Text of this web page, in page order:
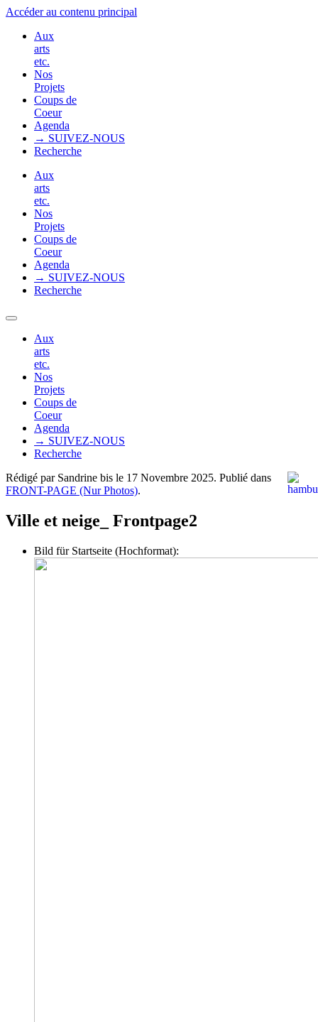
Accéder au contenu principal
Aux
arts
etc.
Nos
Projets
Coups de
Coeur
Agenda
→ SUIVEZ-NOUS
Recherche
Aux
arts
etc.
Nos
Projets
Coups de
Coeur
Agenda
→ SUIVEZ-NOUS
Recherche
Aux
arts
etc.
Nos
Projets
Coups de
Coeur
Agenda
→ SUIVEZ-NOUS
Recherche
Rédigé par Sandrine bis le 17 Novembre 2025. Publié dans
FRONT-PAGE (Nur Photos).
Ville et neige_ Frontpage2
Bild für Startseite (Hochformat):